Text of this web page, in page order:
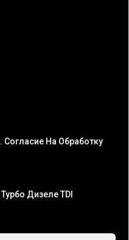
На Обработку
Дизеле TDI